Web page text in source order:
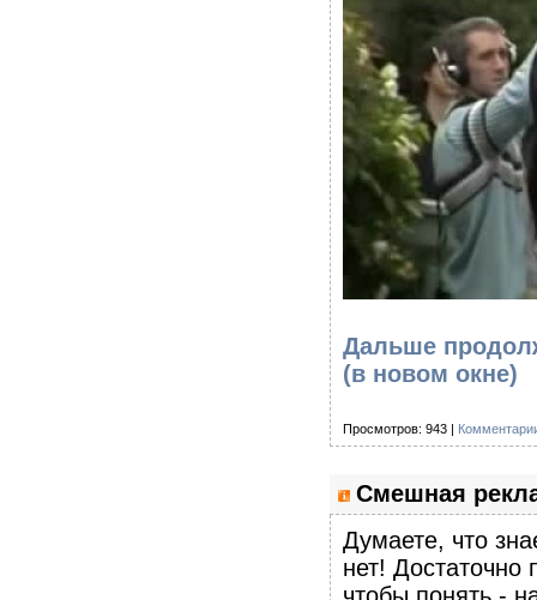
Дальше
(в новом окне)
Просмотров: 943 |
Смешная
Думаете, что
нет! Достаточно